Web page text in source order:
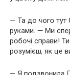
— Та до чого тут
руками. — Ми
робочі справи!
розумієш, як це